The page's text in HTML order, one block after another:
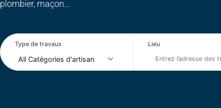
plombier, maçon…
Type de travaux Lieu